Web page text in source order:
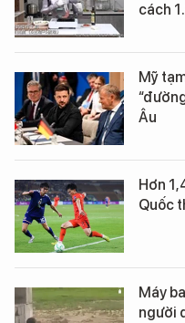
cách
Mỹ
Âu
Hơn
Quốc
Máy
người